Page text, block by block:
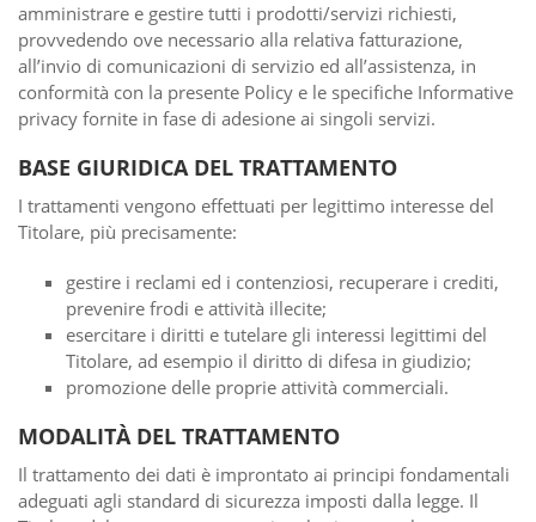
amministrare e gestire tutti i prodotti/servizi richiesti,
provvedendo ove necessario alla relativa fatturazione,
all’invio di comunicazioni di servizio ed all’assistenza, in
conformità con la presente Policy e le specifiche Informative
privacy fornite in fase di adesione ai singoli servizi.
BASE GIURIDICA DEL TRATTAMENTO
I trattamenti vengono effettuati per legittimo interesse del
Titolare, più precisamente:
gestire i reclami ed i contenziosi, recuperare i crediti,
prevenire frodi e attività illecite;
esercitare i diritti e tutelare gli interessi legittimi del
Titolare, ad esempio il diritto di difesa in giudizio;
promozione delle proprie attività commerciali.
MODALITÀ DEL TRATTAMENTO
Il trattamento dei dati è improntato ai principi fondamentali
adeguati agli standard di sicurezza imposti dalla legge. Il